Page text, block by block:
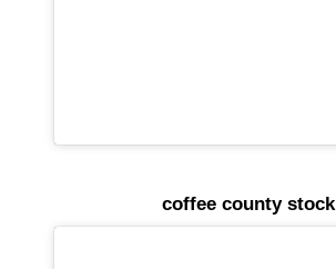
coffee county stock